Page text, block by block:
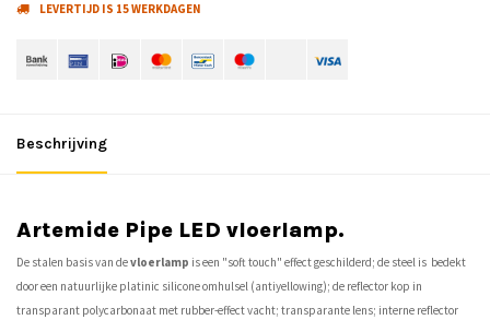
LEVERTIJD IS 15 WERKDAGEN
Beschrijving
Artemide Pipe LED vloerlamp.
De stalen basis van devloerlamp is een "soft touch" effect geschilderd; de steel is bedekt
door een natuurlijke platinic silicone omhulsel (antiyellowing); de reflector kop in
transparant polycarbonaat met rubber-effect vacht; transparante lens; interne reflector